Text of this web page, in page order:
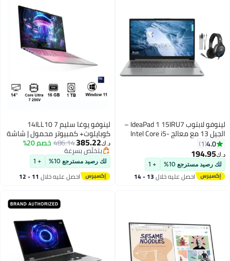
لينوفو لابتوب IdeaPad 1 15IRU7 –
الجيل 13 مع معالج Intel Core i5-
هوم + سماعة ألعاب ALtec
4.0
1
د.ك‏194.95
لك رصيد مسترجع 10% + 1
احصل عليه خلال 13 - 14
لينوفو يوغا سليم 7 14ILL10
كوبايلوت+ كمبيوتر محمول | شاشة
14" WUXGA OLED، معالج إنتل كور
ألترا 7 256V، رسومات إنتل آرك
تيرابايت SSD، ويندوز 11
[83JX009EAX]
د.ك‏385.22
486.14خصم 20%
بتخلّص بسرعة
بتخلّص بسرعة
لك رصيد مسترجع 10% + 1
احصل عليه خلال 11 - 12